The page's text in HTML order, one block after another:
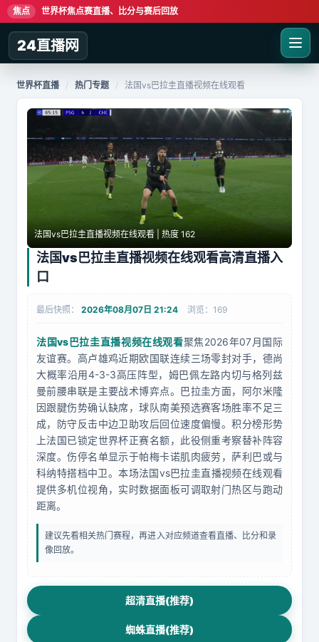
焦点 世界杯焦点赛直播、比分与赛后回放
24直播网
世界杯直播 / 热门专题 / 法国vs巴拉圭直播视频在线观看
法国vs巴拉圭直播视频在线观看 | 热度 162
法国vs巴拉圭直播视频在线观看高清直播入
口
最后快照： 2026年08月07日 21:24 浏览：169
法国vs巴拉圭直播视频在线观看聚焦2026年07月国际
友谊赛。高卢雄鸡近期欧国联连续三场零封对手，德尚
大概率沿用4-3-3高压阵型，姆巴佩左路内切与格列兹
曼前腰串联是主要战术博弈点。巴拉圭方面，阿尔米隆
因跟腱伤势确认缺席，球队南美预选赛客场胜率不足三
成，防守反击中边卫助攻后回位速度偏慢。积分榜形势
上法国已锁定世界杯正赛名额，此役侧重考察替补阵容
深度。伤停名单显示于帕梅卡诺肌肉疲劳，萨利巴或与
科纳特搭档中卫。本场法国vs巴拉圭直播视频在线观看
提供多机位视角，实时数据面板可调取射门热区与跑动
距离。
建议先看相关热门赛程，再进入对应频道查看直播、比分和录
像回放。
超清直播(推荐)
蜘蛛直播(推荐)